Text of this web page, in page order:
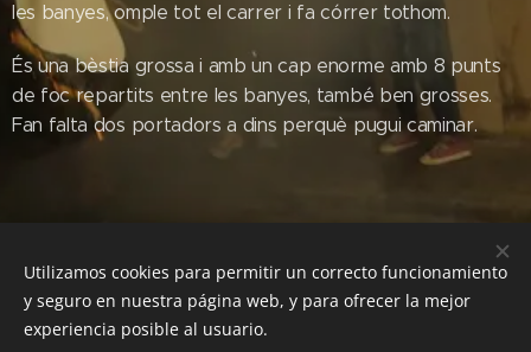
les banyes, omple tot el carrer i fa córrer tothom.
És una bèstia grossa i amb un cap enorme amb 8 punts
de foc repartits entre les banyes, també ben grosses.
Fan falta dos portadors a dins perquè pugui caminar.
Utilizamos cookies para permitir un correcto funcionamiento
y seguro en nuestra página web, y para ofrecer la mejor
experiencia posible al usuario.